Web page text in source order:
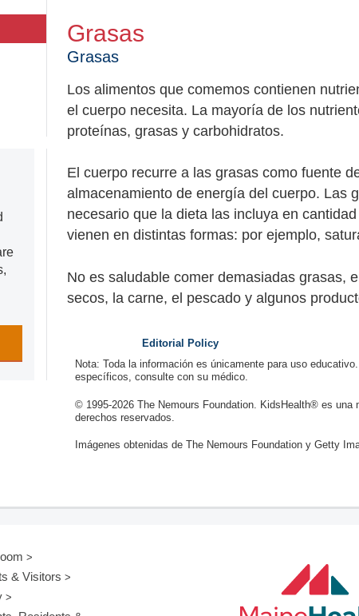
Grasas
Grasas
Los alimentos que comemos contienen
el cuerpo necesita. La mayoría de los
proteínas, grasas y carbohidratos.
El cuerpo recurre a las grasas como fuente
almacenamiento de energía del cuerpo. Las
necesario que la dieta las incluya en
vienen en distintas formas: por ejemplo,
No es saludable comer demasiadas grasas,
secos, la carne, el pescado y algunos
Editorial Policy
Nota: Toda la información es únicamente para uso
específicos, consulte con su médico.
© 1995-2026 The Nemours Foundation. KidsHealth® es
derechos reservados.
Imágenes obtenidas de The Nemours Foundation y Getty
& Visitors